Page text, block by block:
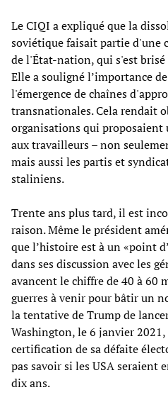
Le CIQI a expliqué que la
soviétique faisait partie d'une
de l'État-nation, qui s'est
Elle a souligné l’importance
l'émergence de chaînes
transnationales. Cela rendait
organisations qui
aux travailleurs – non
mais aussi les partis et
staliniens.
Trente ans plus tard, il est
raison. Même le président
que l’histoire est à un «point
dans ses discussion avec les
avancent le chiffre de 40 à 60
guerres à venir pour bâtir un
la tentative de Trump de
Washington, le 6 janvier
certification de sa défaite
pas savoir si les USA seraient
dix ans.